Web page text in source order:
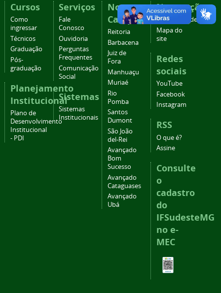
Cursos
Como
ingressar
Técnicos
Graduação
Pós-
graduação
Planejamento
Institucional
Plano de
Desenvolvimento
Institucional
- PDI
Serviços
Fale
Conosco
Ouvidoria
Perguntas
Frequentes
Comunicação
Social
Sistemas
Sistemas
Institucionais
Nossos
Campi
Reitoria
Barbacena
Juiz de
Fora
Manhuaçu
Muriaé
Rio
Pomba
Santos
Dumont
São João
del-Rei
Avançado
Bom
Sucesso
Avançado
Cataguases
Avançado
Ubá
Navegação
Acessibilidade
Mapa do
site
Redes
sociais
YouTube
Facebook
Instagram
RSS
O que é?
Assine
Consulte
o
cadastro
do
IFSudesteMG
no e-
MEC